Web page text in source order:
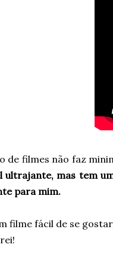
de filmes não faz
ultrajante, mas tem
para mim.
filme fácil de se